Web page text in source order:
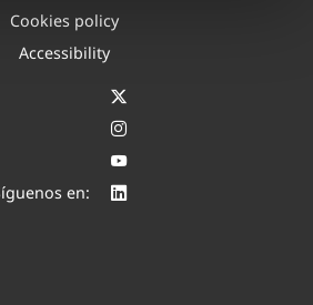
Cookies policy
Accessibility
en: